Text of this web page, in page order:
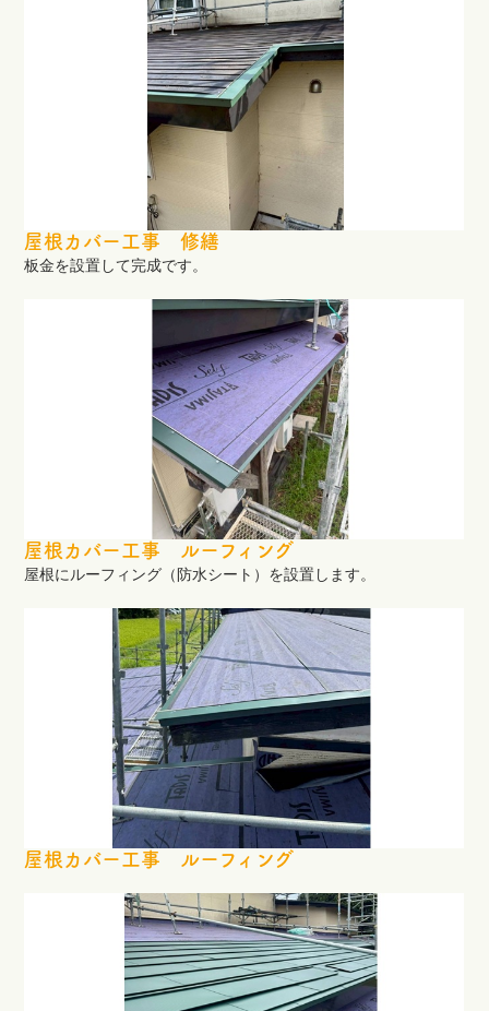
屋根カバー工事 修繕
板金を設置して完成です。
屋根カバー工事 ルーフィング
屋根にルーフィング（防水シート）を設置します。
屋根カバー工事 ルーフィング